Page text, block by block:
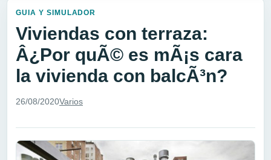
GUIA Y SIMULADOR
Viviendas con terraza:
Â¿Por quÃ© es mÃ¡s cara
la vivienda con balcÃ³n?
26/08/2020Varios